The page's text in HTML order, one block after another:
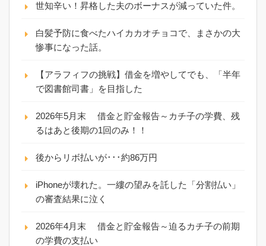
世知辛い！昇格した夫のボーナスが減っていた件。
白髪予防に食べたハイカカオチョコで、まさかの大
惨事になった話。
【アラフィフの挑戦】借金を増やしてでも、「半年
で図書館司書」を目指した
2026年5月末 借金と貯金報告～カチ子の学費、残
るはあと後期の1回のみ！！
後からリボ払いが･･･約86万円
iPhoneが壊れた。一縷の望みを託した「分割払い」
の審査結果に泣く
2026年4月末 借金と貯金報告～迫るカチ子の前期
の学費の支払い